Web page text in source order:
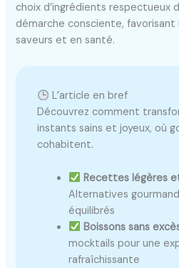
choix d’ingrédients respectueux
démarche consciente, favorisant
saveurs et en santé.
L’article en bref
Découvrez comment
instants sains et joyeux, où
cohabitent.
Recettes légères
Alternatives
équilibrés
Boissons sans
mocktails pour une
rafraîchissante